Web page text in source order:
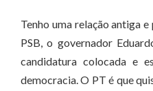
Tenho uma relação antiga
PSB, o governador
candidatura colocada e
democracia. O PT é que